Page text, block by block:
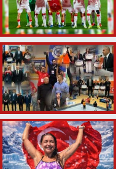
Ragbi
Satranç
Su Topu
Sualtı Sporları
Tekvando